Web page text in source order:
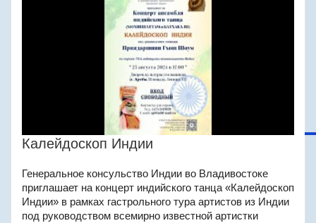
Калейдоскоп Индии
Генеральное консульство Индии во Владивостоке
приглашает на концерт индийского танца «Калейдоскоп
Индии» в рамках гастрольного тура артистов из Индии
под руководством всемирно известной артистки